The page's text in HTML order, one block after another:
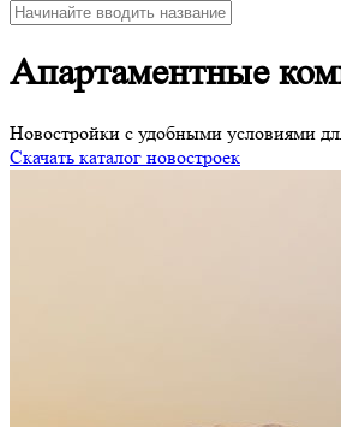
Апартаментные
Новостройки с удобными условиями
Скачать каталог новостроек